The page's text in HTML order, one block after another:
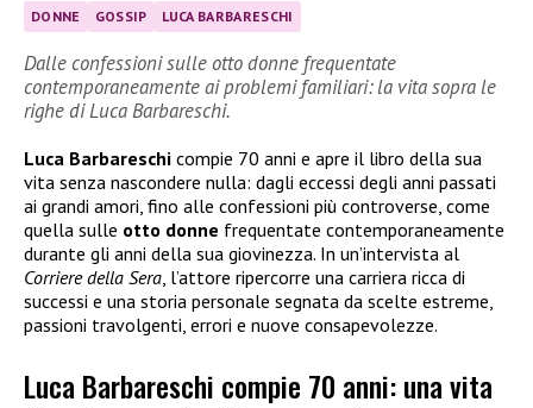
DONNE GOSSIP LUCA BARBARESCHI
Dalle confessioni sulle otto donne frequentate
contemporaneamente ai problemi familiari: la vita sopra le
righe di Luca Barbareschi.
Luca Barbareschi compie 70 anni e apre il libro della sua
vita senza nascondere nulla: dagli eccessi degli anni passati
ai grandi amori, fino alle confessioni più controverse, come
quella sulle otto donne frequentate contemporaneamente
durante gli anni della sua giovinezza. In un’intervista al
Corriere della Sera, l’attore ripercorre una carriera ricca di
successi e una storia personale segnata da scelte estreme,
passioni travolgenti, errori e nuove consapevolezze.
Luca Barbareschi compie 70 anni: una vita